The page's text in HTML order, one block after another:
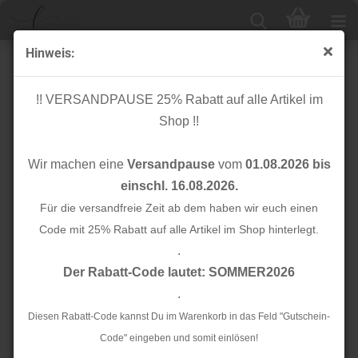
Hinweis:
!! VERSANDPAUSE 25% Rabatt auf alle Artikel im
Shop !!
Wir machen eine Versandpausevom 01.08.2026 bis
einschl. 16.08.2026.
Für die versandfreie Zeit ab dem haben wir euch einen
Code mit 25% Rabatt auf alle Artikel im Shop hinterlegt.
.
Der Rabatt-Code lautet: SOMMER2026
.
Diesen Rabatt-Code kannst Du im Warenkorb in das Feld "Gutschein-
Code" eingeben und somit einlösen!
Bio Bündchen Schlauch - uni - ocker